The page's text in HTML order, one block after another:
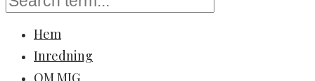
Hem
Inredning
OM MIG